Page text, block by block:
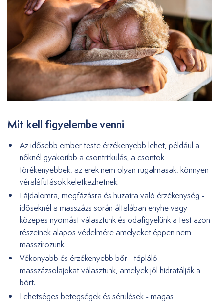
Mit kell figyelembe venni
Az idősebb ember teste érzékenyebb lehet, például a
nőknél gyakoribb a csontritkulás, a csontok
törékenyebbek, az erek nem olyan rugalmasak, könnyen
véraláfutások keletkezhetnek.
Fájdalomra, megfázásra és huzatra való érzékenység -
időseknél a masszázs során általában enyhe vagy
közepes nyomást választunk és odafigyelünk a test azon
részeinek alapos védelmére amelyeket éppen nem
masszírozunk.
Vékonyabb és érzékenyebb bőr - tápláló
masszázsolajokat választunk, amelyek jól hidratálják a
bőrt.
Lehetséges betegségek és sérülések - magas